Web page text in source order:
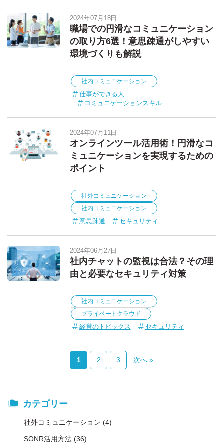
2024年07月18日
職場での円滑なコミュニケーション
の取り方6選！意思疎通がしやすい
環境づくりも解説
社内コミュニケーション
仕事ができる人
コミュニケーションスキル
2024年07月11日
オンラインツール活用術！円滑なコ
ミュニケーションを実現するための
ポイント
社外コミュニケーション
社内コミュニケーション
意思疎通 セキュリティ
2024年06月27日
社内チャットの監視は合法？その理
由と必要なセキュリティ対策
社内コミュニケーション
プライベートクラウド
経営のトピックス セキュリティ
1 2 3 次へ »
カテゴリー
社外コミュニケーション (4)
SONR活用方法 (36)